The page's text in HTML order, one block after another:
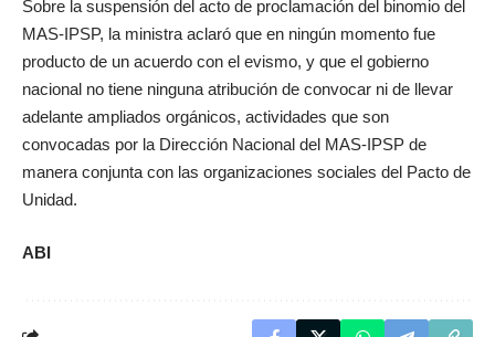
Sobre la suspensión del acto de proclamación del binomio del
MAS-IPSP, la ministra aclaró que en ningún momento fue
producto de un acuerdo con el evismo, y que el gobierno
nacional no tiene ninguna atribución de convocar ni de llevar
adelante ampliados orgánicos, actividades que son
convocadas por la Dirección Nacional del MAS-IPSP de
manera conjunta con las organizaciones sociales del Pacto de
Unidad.
ABI